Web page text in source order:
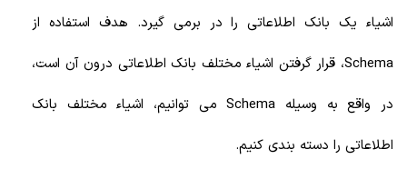
اشیاء یک بانک اطلاعاتی را در برمی گیرد. هدف استفاده از
Schema، قرار گرفتن اشیاء مختلف بانک اطلاعاتی درون آن است،
در واقع به وسیله Schema می توانیم، اشیاء مختلف بانک
اطلاعاتی را دسته بندی کنیم.